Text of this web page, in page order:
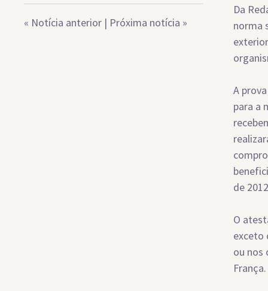
« Notícia anterior | Próxima notícia »
Da
norma
A
para a
de
O
exceto
ou nos
França.